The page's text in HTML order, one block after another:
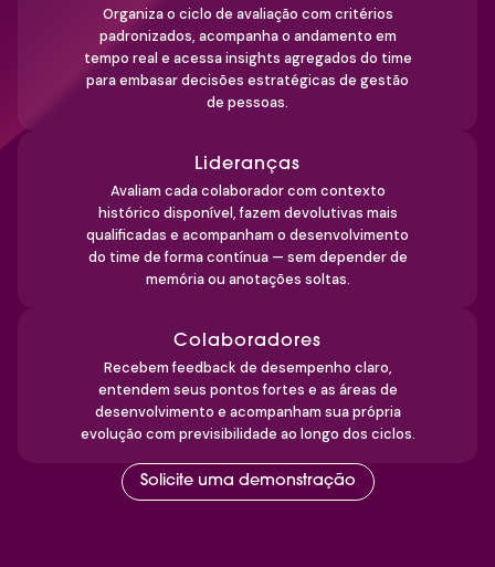
Organiza o ciclo de avaliação com critérios
padronizados, acompanha o andamento em
tempo real e acessa insights agregados do time
para embasar decisões estratégicas de gestão
de pessoas.
Lideranças
Avaliam cada colaborador com contexto
histórico disponível, fazem devolutivas mais
qualificadas e acompanham o desenvolvimento
do time de forma contínua — sem depender de
memória ou anotações soltas.
Colaboradores
Recebem feedback de desempenho claro,
entendem seus pontos fortes e as áreas de
desenvolvimento e acompanham sua própria
evolução com previsibilidade ao longo dos ciclos.
Solicite uma demonstração